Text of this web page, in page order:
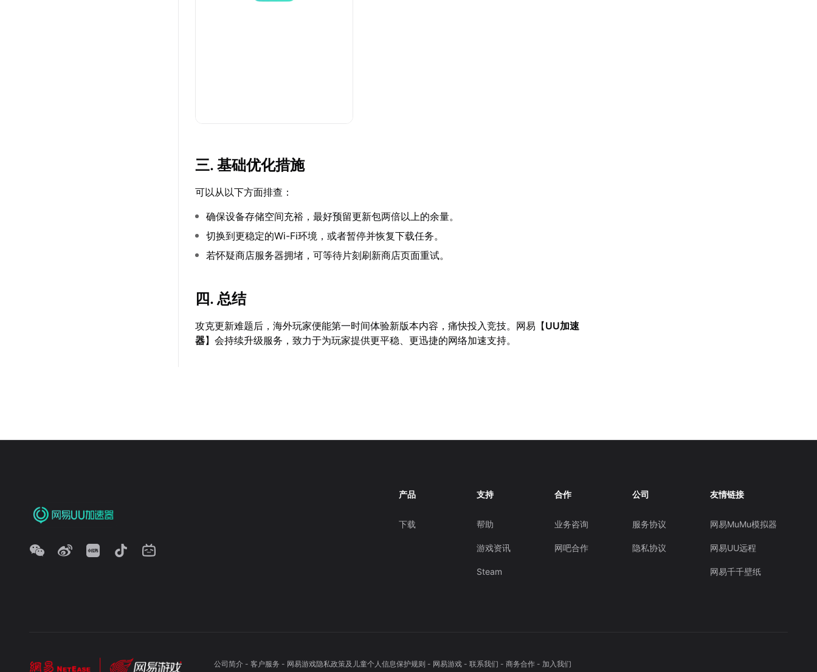
三. 基础优化措施
可以从以下方面排查：
确保设备存储空间充裕，最好预留更新包两倍以上的余量。
切换到更稳定的Wi-Fi环境，或者暂停并恢复下载任务。
若怀疑商店服务器拥堵，可等待片刻刷新商店页面重试。
四. 总结
攻克更新难题后，海外玩家便能第一时间体验新版本内容，痛快投入竞技。网易【UU加速
器】会持续升级服务，致力于为玩家提供更平稳、更迅捷的网络加速支持。
产品
下载
支持
帮助
游戏资讯
Steam
合作
业务咨询
网吧合作
公司
服务协议
隐私协议
友情链接
网易MuMu模拟器
网易UU远程
网易千千壁纸
公司简介- 客户服务 - 网易游戏隐私政策及儿童个人信息保护规则 - 网易游戏- 联系我们 - 商务合作- 加入我们